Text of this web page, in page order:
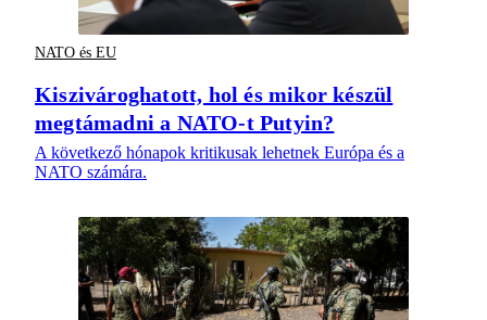
NATO és EU
Kiszivároghatott, hol és mikor készül
megtámadni a NATO-t Putyin?
A következő hónapok kritikusak lehetnek Európa és a
NATO számára.